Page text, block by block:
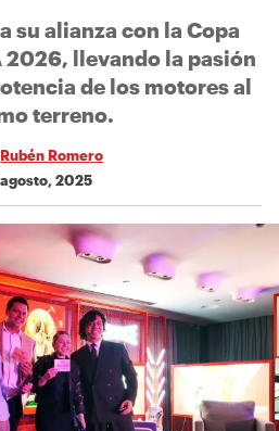
su alianza con la Copa
2026, llevando la pasión
de los motores al
terreno.
Rubén Romero
2025